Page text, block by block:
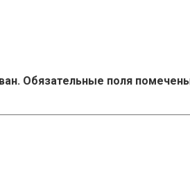
Обязательные поля